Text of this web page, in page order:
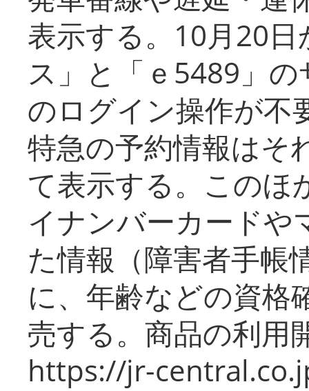
表示する。10月20
ス」と「ｅ5489」
のログイン操作が不
特急の予約情報はそ
て表示する。このほ
イナンバーカードや
た情報（障害者手帳
に、年齢などの資格
売する。商品の利用
https://jr-